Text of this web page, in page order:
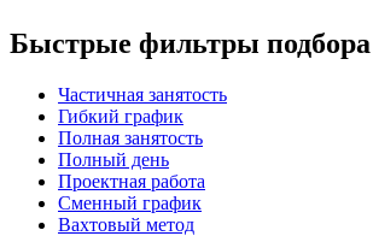
Быстрые фильтры
Частичная занятость
Гибкий график
Полная занятость
Полный день
Проектная работа
Сменный график
Вахтовый метод